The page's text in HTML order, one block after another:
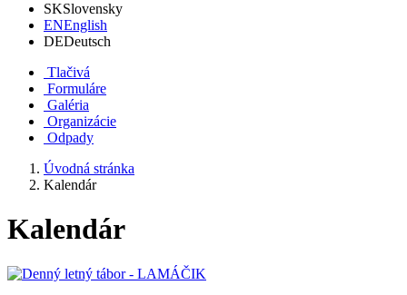
SKSlovensky
ENEnglish
DEDeutsch
Tlačivá
Formuláre
Galéria
Organizácie
Odpady
Úvodná stránka
Kalendár
Kalendár